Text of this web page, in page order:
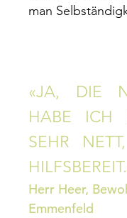
man
«JA, DIE
HABE ICH
SEHR
Herr Heer,
Emmenfeld